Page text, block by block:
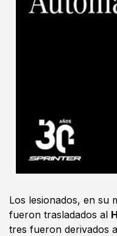
Los lesionados, en su
fueron trasladados al
tres fueron derivados